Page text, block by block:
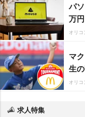
パ
万
オリコ
マ
生
オリコ
求人特集